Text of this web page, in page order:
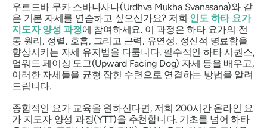
우르드바 무카 스바나사나(Urdhva Mukha Svanasana)와 같
은 기본 자세를 연습하고 싶으신가요? 저희 인도 하타 요가
지도자 양성 과정에 참여하세요. 이 과정은 하타 요가의 전
통 원리, 정렬, 호흡, 그리고 근력, 유연성, 정신적 명료함을
향상시키는 자세 유지법을 다룹니다. 필수적인 하타 시퀀스,
업워드 페이싱 도그(Upward Facing Dog) 자세 등을 배우고,
이러한 자세들을 균형 잡힌 수련으로 연결하는 방법을 알려
드립니다.
종합적인 요가 교육을 원하신다면, 저희 200시간 온라인 요
가 지도자 양성 과정(YTT)을 추천합니다. 기초를 넘어 하타